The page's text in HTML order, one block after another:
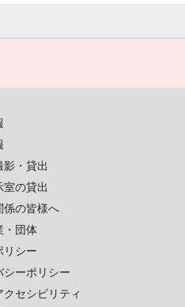
影・貸出
室の貸出
係の皆様へ
・団体
リシー
シーポリシー
クセシビリティ